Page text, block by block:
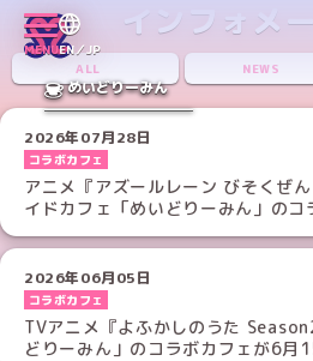
MENUEN／JP
めいどりーみん
インフォメ
ALL NEWS
2026年07月28日
コラボカフェ
アニメ『アズールレーン びそくぜ
イドカフェ「めいどりーみん」の
2026年06月05日
コラボカフェ
TVアニメ『よふかしのうた
どりーみん」のコラボカフェが6月